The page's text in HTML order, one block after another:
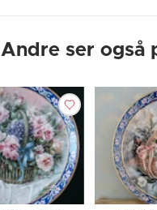
Andre ser også